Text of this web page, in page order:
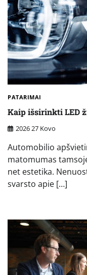
PATARIMAI
Kaip išsirinkti LED
2026 27 Kovo
Automobilio
matomumas
net estetika.
svarsto apie […]